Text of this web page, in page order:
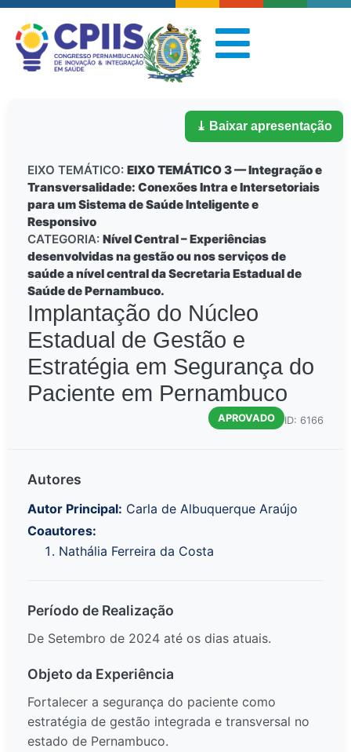
⤓ Baixar apresentação
EIXO TEMÁTICO: EIXO TEMÁTICO 3 — Integração e
Transversalidade: Conexões Intra e Intersetoriais
para um Sistema de Saúde Inteligente e
Responsivo
CATEGORIA: Nível Central – Experiências
desenvolvidas na gestão ou nos serviços de
saúde a nível central da Secretaria Estadual de
Saúde de Pernambuco.
Implantação do Núcleo
Estadual de Gestão e
Estratégia em Segurança do
Paciente em Pernambuco
APROVADO ID: 6166
Autores
Autor Principal: Carla de Albuquerque Araújo
Coautores:
Nathália Ferreira da Costa
Período de Realização
De Setembro de 2024 até os dias atuais.
Objeto da Experiência
Fortalecer a segurança do paciente como
estratégia de gestão integrada e transversal no
estado de Pernambuco.